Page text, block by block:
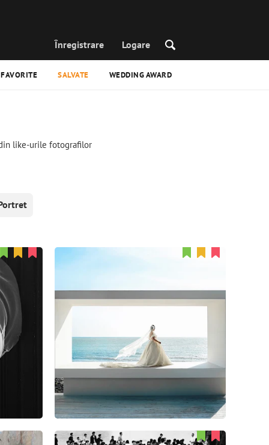
Înregistrare Logare
SALVATE WEDDING AWARD
like-urile fotografilor
Du Mao
56 1 0